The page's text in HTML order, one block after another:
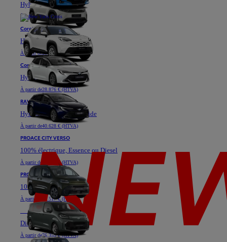
Hybride
À partir de25.576 € (HTVA)
Corolla Hatchback
Hybride
À partir de28.901 € (HTVA)
Corolla Touring Sports
Hybride
À partir de28.876 € (HTVA)
RAV4
Hybride ou Plug-in Hybride
À partir de40.628 € (HTVA)
PROACE CITY VERSO
100% électrique, Essence ou Diesel
À partir de 23.333 € (HTVA)
PROACE VERSO
100% électrique ou Diesel
À partir de 40.517 € (HTVA)
NouveauLand Cruiser
Diesel
À partir de76.355 € (HTVA)